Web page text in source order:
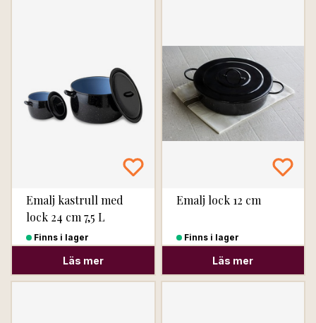
Emalj kastrull med
lock 24 cm 7,5 L
Finns i lager
Läs mer
Emalj lock 12 cm
Finns i lager
Läs mer